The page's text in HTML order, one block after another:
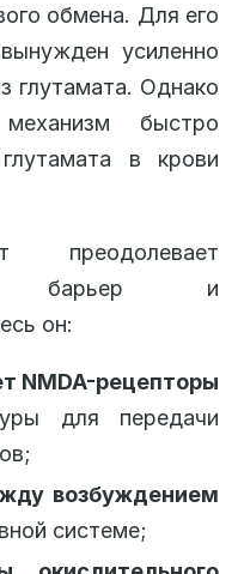
обмена. Для его
усиленно
глутамата. Однако
быстро
в крови
преодолевает
барьер и
он:
NMDA-рецепторы
для передачи
возбуждением
системе;